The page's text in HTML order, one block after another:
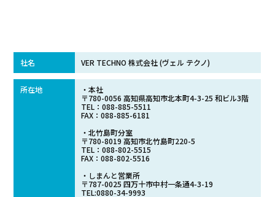
社名 VER TECHNO 株式会社 (ヴェル テクノ)
所在地
・本社
〒780-0056 高知県高知市北本町4-3-25 和ビル3階
TEL：088-885-5511
FAX：088-885-6181
・北竹島町分室
〒780-8019 高知市北竹島町220-5
TEL：088-802-5515
FAX：088-802-5516
・しまんと営業所
〒787-0025 四万十市中村一条通4-3-19
TEL:0880-34-9993